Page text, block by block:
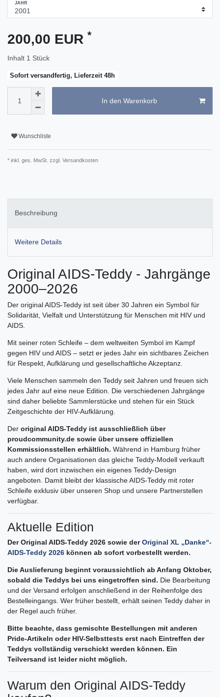
JAHR
200,00 EUR *
Inhalt 1 Stück
Sofort versandfertig, Lieferzeit 48h
In den Warenkorb
Wunschliste
* inkl. ges. MwSt. zzgl. Versandkosten
Beschreibung
Weitere Details
Original AIDS-Teddy - Jahrgänge
2000–2026
Der original AIDS-Teddy ist seit über 30 Jahren ein Symbol für
Solidarität, Vielfalt und Unterstützung für Menschen mit HIV und
AIDS.
Mit seiner roten Schleife – dem weltweiten Symbol im Kampf
gegen HIV und AIDS – setzt er jedes Jahr ein sichtbares Zeichen
für Respekt, Aufklärung und gesellschaftliche Akzeptanz.
Viele Menschen sammeln den Teddy seit Jahren und freuen sich
jedes Jahr auf eine neue Edition. Die verschiedenen Jahrgänge
sind daher beliebte Sammlerstücke und stehen für ein Stück
Zeitgeschichte der HIV-Aufklärung.
Der original AIDS-Teddy ist ausschließlich über
proudcommunity.de sowie über unsere offiziellen
Kommissionsstellen erhältlich. Während in Hamburg früher
auch andere Organisationen das gleiche Teddy-Modell verkauft
haben, wird dort inzwischen ein eigenes Teddy-Design
angeboten. Damit bleibt der klassische AIDS-Teddy mit roter
Schleife exklusiv über unseren Shop und unsere Partnerstellen
verfügbar.
Aktuelle Edition
Der Original AIDS-Teddy 2026 sowie derOriginal XL „Danke“-
AIDS-Teddy 2026 können ab sofort vorbestellt werden.
Die Auslieferung beginnt voraussichtlich ab Anfang Oktober,
sobald die Teddys bei uns eingetroffen sind. Die Bearbeitung
und der Versand erfolgen anschließend in der Reihenfolge des
Bestelleingangs. Wer früher bestellt, erhält seinen Teddy daher in
der Regel auch früher.
Bitte beachte, dass gemischte Bestellungen mit anderen
Pride-Artikeln oder HIV-Selbsttests erst nach Eintreffen der
Teddys vollständig verschickt werden können. Ein
Teilversand ist leider nicht möglich.
Warum den Original AIDS-Teddy